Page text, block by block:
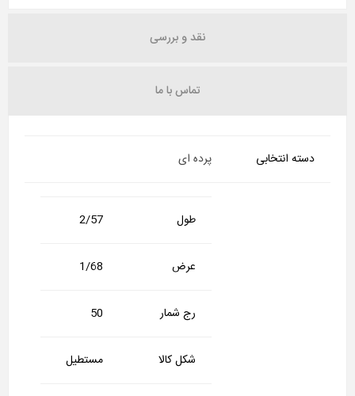
نقد و بررسی
تماس با ما
دسته انتخابی پرده ای
طول 2/57
عرض 1/68
رج شمار 50
شکل کالا مستطیل